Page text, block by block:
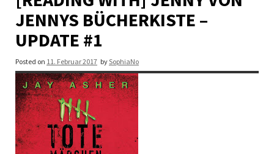
JENNYS BÜCHERKISTE –
UPDATE #1
Posted on 11. Februar 2017 bySophiaNo